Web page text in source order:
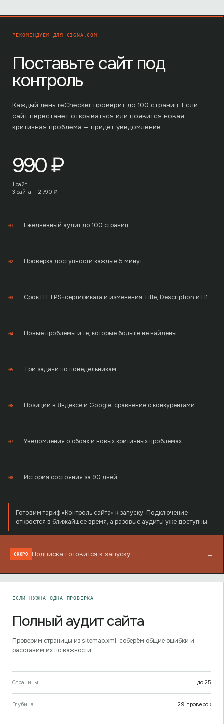
РЕКОМЕНДУЕМ ДЛЯ CIGNA.COM
Поставьте сайт под
контроль
Каждый день reChecker проверит до 100 страниц. Если
сайт перестанет открываться или появится новая
критичная проблема — придёт уведомление.
990₽
1 сайт
3 сайта — 2 790 ₽
01 Ежедневный аудит до 100 страниц
02 Проверка доступности каждые 5 минут
03 Срок HTTPS-сертификата и изменения Title, Description и H1
04 Новые проблемы и те, которые больше не найдены
05 Три задачи по понедельникам
06 Позиции в Яндексе и Google, сравнение с конкурентами
07 Уведомления о сбоях и новых критичных проблемах
08 История состояния за 90 дней
Готовим тариф «Контроль сайта» к запуску. Подключение
откроется в ближайшее время, а разовые аудиты уже доступны.
СКОРО Подписка готовится к запуску →
ЕСЛИ НУЖНА ОДНА ПРОВЕРКА
Полный аудит сайта
Проверим страницы из sitemap.xml, соберём общие ошибки и
расставим их по важности.
Страницы до 25
Глубина 29 проверок